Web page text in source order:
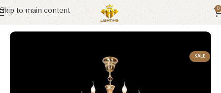
Skip to main content 0
Trang chủ Euroto Đèn Trang Trí
SALE